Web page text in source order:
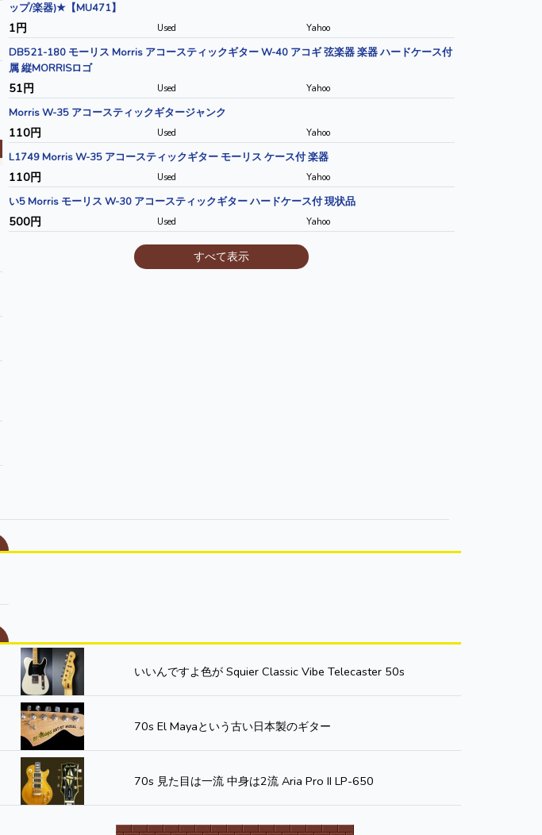
ップ/楽器)★【MU471】
1円 Used Yahoo
DB521-180 モーリス Morris アコースティックギター W-40 アコギ 弦楽器 楽器 ハードケース付
属 縦MORRISロゴ
51円 Used Yahoo
Morris W-35 アコースティックギタージャンク
110円 Used Yahoo
L1749 Morris W-35 アコースティックギター モーリス ケース付 楽器
110円 Used Yahoo
い5 Morris モーリス W-30 アコースティックギター ハードケース付 現状品
500円 Used Yahoo
すべて表示
いいんですよ色が Squier Classic Vibe Telecaster 50s
70s El Mayaという古い日本製のギター
70s 見た目は一流 中身は2流 Aria Pro II LP-650